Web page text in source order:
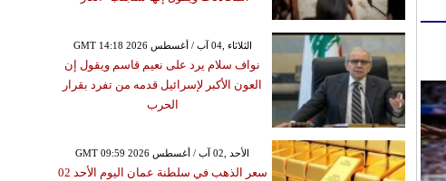
GMT 14:18 2026 الثلاثاء ,04 آب / أغسطس
نواف سلام يرد على نعيم قاسم ويقول إن
العون الأكبر لإسرائيل قدمه من تفرد بقرار
الحرب
GMT 09:59 2026 الأحد ,02 آب / أغسطس
سعر الذهب في سلطنة عمان اليوم الأحد 02